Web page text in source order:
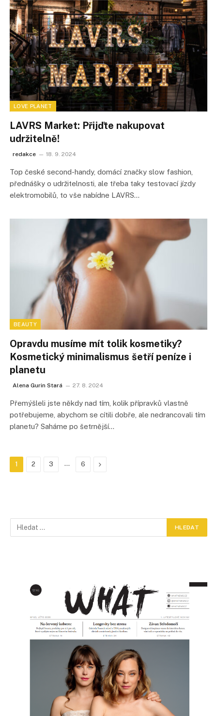
LOVE PLANET
LAVRS Market: Přijďte nakupovat
udržitelně!
redakce 18. 9. 2024
Top české second-handy, domácí značky slow fashion,
přednášky o udržitelnosti, ale třeba taky testovací jízdy
elektromobilů, to vše nabídne LAVRS…
BEAUTY
Opravdu musíme mít tolik kosmetiky?
Kosmetický minimalismus šetří peníze i
planetu
Alena Gurin Stará 27. 8. 2024
Přemýšleli jste někdy nad tím, kolik přípravků vlastně
potřebujeme, abychom se cítili dobře, ale nedrancovali tím
planetu? Saháme po šetrnější…
1 2 3 … 6 Další